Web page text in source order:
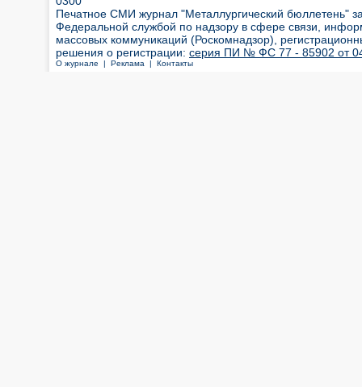
Печатное СМИ журнал "Металлургический бюллетень"
Федеральной службой по надзору в сфере связи,
массовых коммуникаций (Роскомнадзор),
решения о регистрации: серия ПИ № ФС 77 - 85902 от 04
О журнале | Реклама | Контакты